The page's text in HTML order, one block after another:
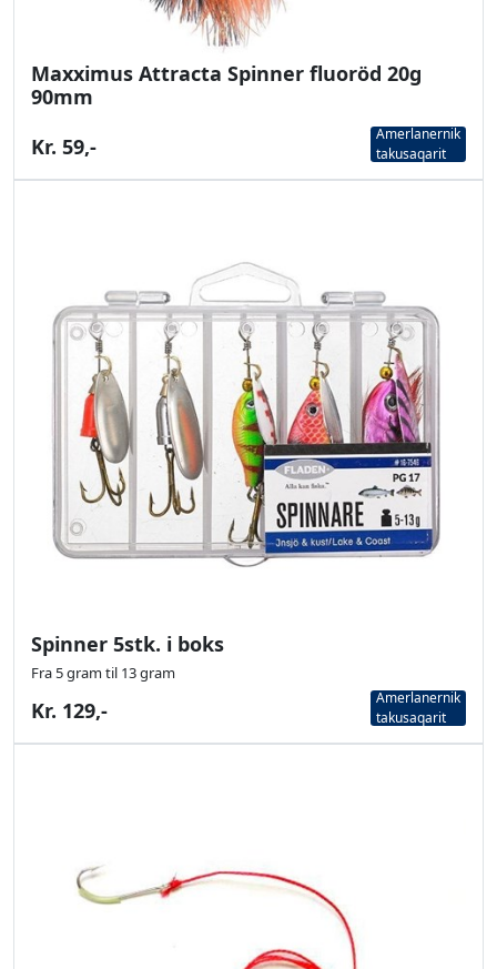
Maxximus Attracta Spinner fluoröd 20g
90mm
Kr. 59,-
Amerlanernik
takusaqarit
Spinner 5stk. i boks
Fra 5 gram til 13 gram
Kr. 129,-
Amerlanernik
takusaqarit